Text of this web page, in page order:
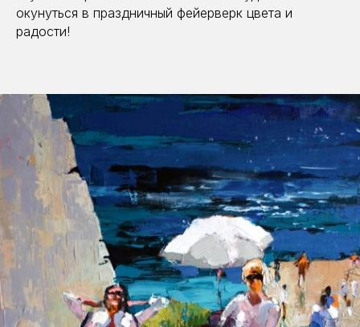
окунуться в праздничный фейерверк цвета и
радости!